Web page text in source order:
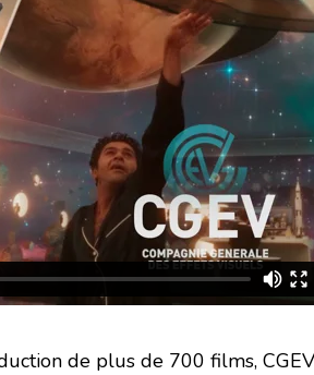
de plus de 700 films,